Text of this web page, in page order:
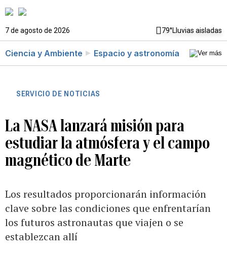
7 de agosto de 2026 79°Lluvias aisladas
Ciencia y Ambiente Espacio y astronomía
SERVICIO DE NOTICIAS
La NASA lanzará misión para
estudiar la atmósfera y el campo
magnético de Marte
Los resultados proporcionarán información
clave sobre las condiciones que enfrentarían
los futuros astronautas que viajen o se
establezcan allí